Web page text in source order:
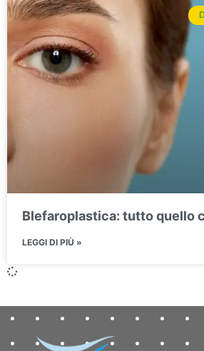
Blefaroplastica: tutto quello
LEGGI DI PIÙ »